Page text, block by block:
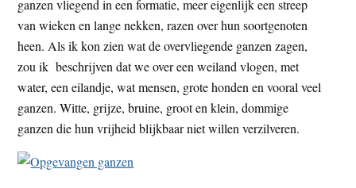
e
s
i
t
e
ganzen vliegend in een formatie, meer eigenlijk een streep
van wieken en lange nekken, razen over hun soortgenoten
heen. Als ik kon zien wat de overvliegende ganzen zagen,
zou ik beschrijven dat we over een weiland vlogen, met
water, een eilandje, wat mensen, grote honden en vooral veel
ganzen. Witte, grijze, bruine, groot en klein, dommige
ganzen die hun vrijheid blijkbaar niet willen verzilveren.